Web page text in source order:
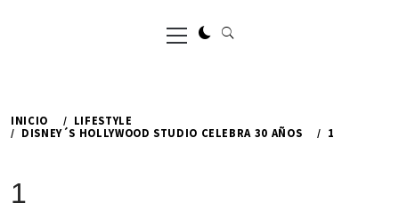
Menú
principal
INICIO
LIFESTYLE
DISNEY´S HOLLYWOOD STUDIO CELEBRA 30 AÑOS
1
1